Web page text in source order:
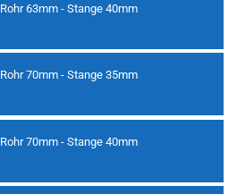
Rohr 63mm - Stange 40mm
Rohr 70mm - Stange 35mm
Rohr 70mm - Stange 40mm